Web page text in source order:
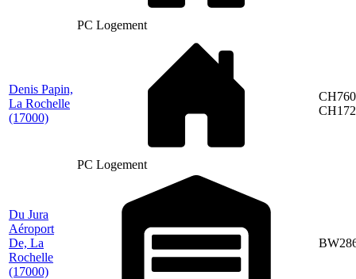
PC Logement
Denis Papin,
La Rochelle
(17000)
PC Logement
CH172
Du Jura
Aéroport
De, La
Rochelle
(17000)